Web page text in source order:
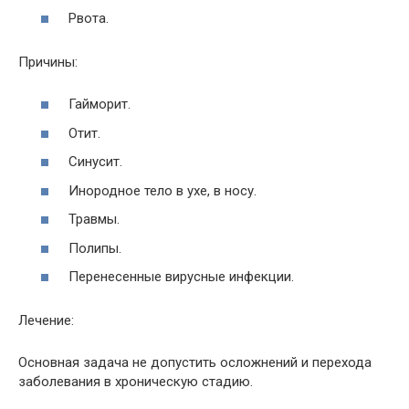
Рвота.
Причины:
Гайморит.
Отит.
Синусит.
Инородное тело в ухе, в носу.
Травмы.
Полипы.
Перенесенные вирусные инфекции.
Лечение:
Основная задача не допустить осложнений и перехода
заболевания в хроническую стадию.